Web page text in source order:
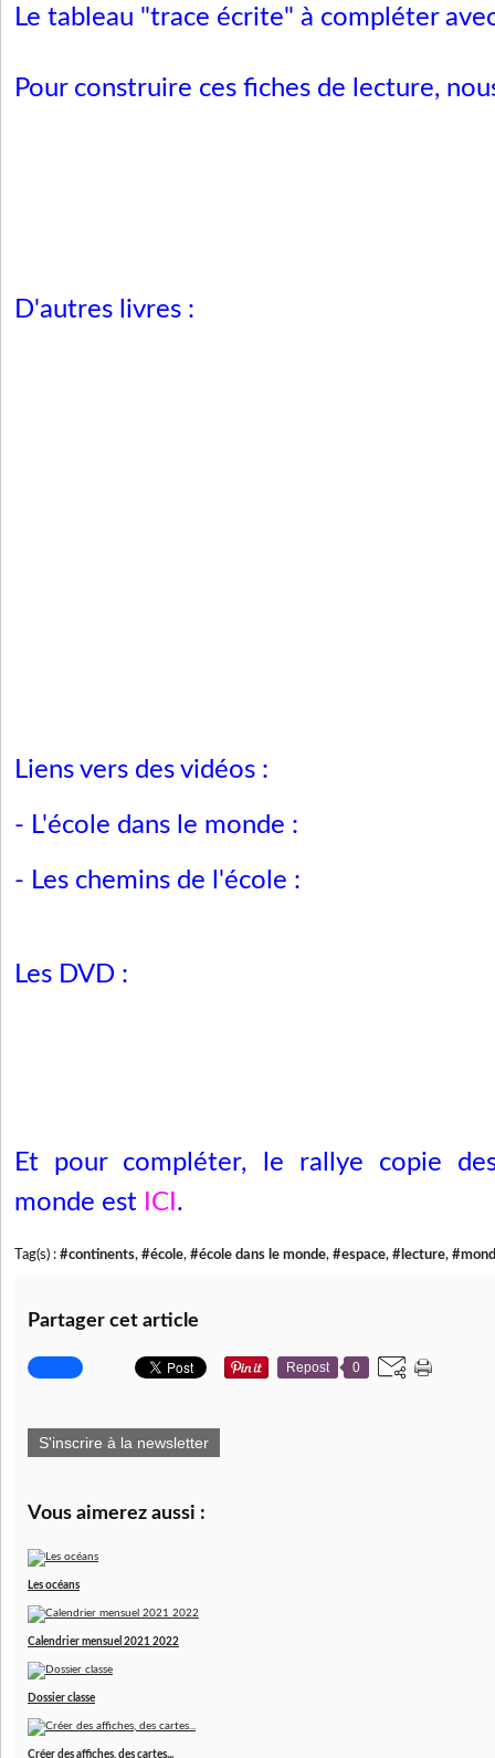
Le tableau "trace écrite" à compléter
Pour construire ces fiches de lecture,
D'autres livres :
Liens vers des vidéos :
- L'école dans le monde :
- Les chemins de l'école :
Les DVD :
Et pour compléter, le rallye copie
monde est ICI .
Tag(s) : #continents, #école, #école dans le monde, #espace, #lecture,
Partager cet article
Repost 0
S'inscrire à la newsletter
Vous aimerez aussi :
Les océans
Calendrier mensuel 2021 2022
Dossier classe
Créer des affiches, des cartes...